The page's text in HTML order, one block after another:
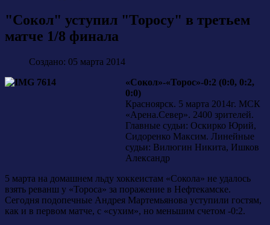
"Сокол" уступил "Торосу" в третьем
матче 1/8 финала
Создано: 05 марта 2014
«Сокол»-«Торос»-0:2 (0:0, 0:2,
0:0)
Красноярск. 5 марта 2014г. МСК
«Арена.Север». 2400 зрителей.
Главные судьи: Оскирко Юрий,
Сидоренко Максим. Линейные
судьи: Вилюгин Никита, Ишков
Александр
5 марта на домашнем льду хоккеистам «Сокола» не удалось
взять реванш у «Тороса» за поражение в Нефтекамске.
Сегодня подопечные Андрея Мартемьянова уступили гостям,
как и в первом матче, с «сухим», но меньшим счетом -0:2.